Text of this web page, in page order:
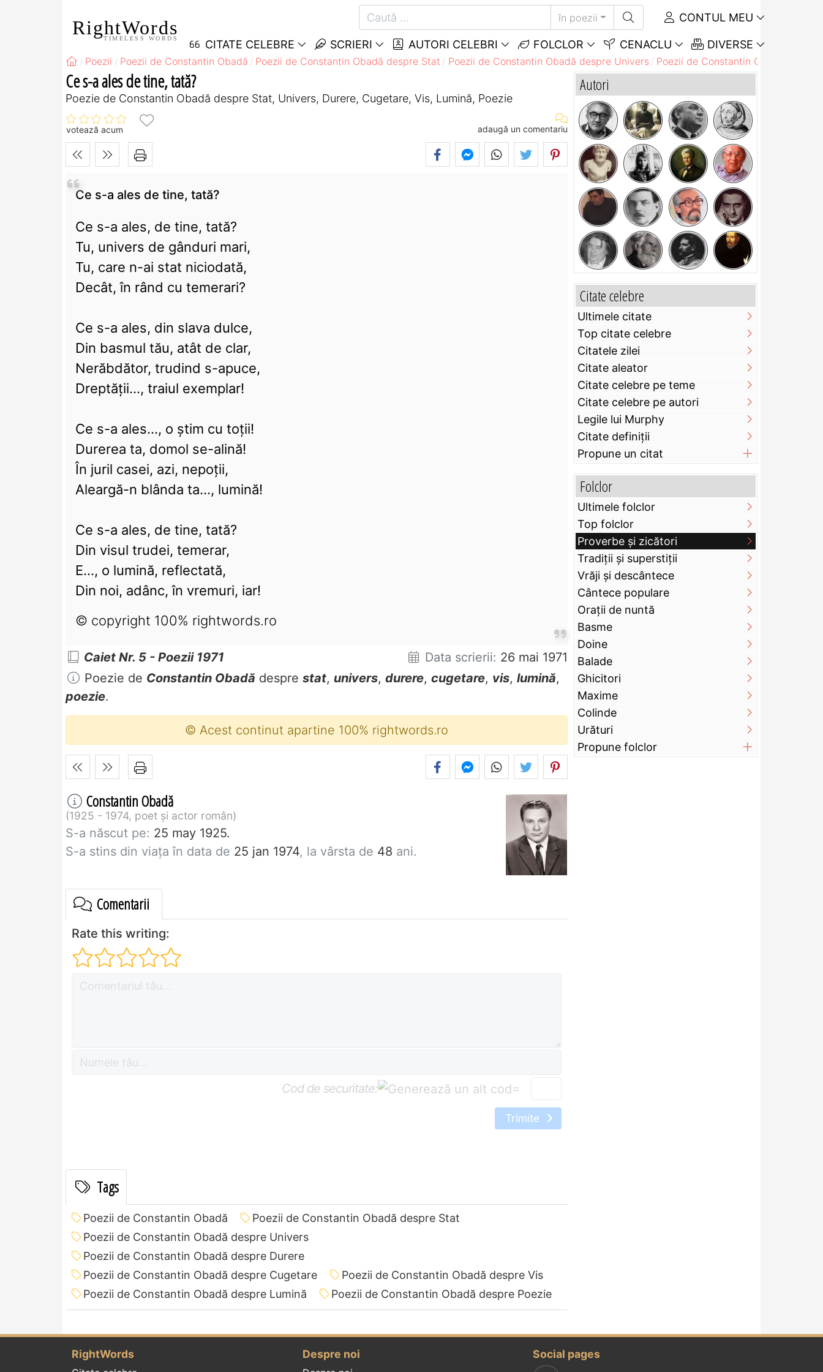
RightWords
TIMELESS WORDS
în poezii CONTUL MEU
CITATE CELEBRE SCRIERI AUTORI CELEBRI FOLCLOR CENACLU DIVERSE
Poezii Poezii de Constantin Obadă Poezii de Constantin Obadă despre Stat Poezii de Constantin Obadă despre Univers Poezii de Constantin Obadă despre
Ce s-a ales de tine, tată?
Poezie de Constantin Obadă despre Stat, Univers, Durere, Cugetare, Vis, Lumină, Poezie
votează acum adaugă un comentariu
Ce s-a ales de tine, tată?
Ce s-a ales, de tine, tată?
Tu, univers de gânduri mari,
Tu, care n-ai stat niciodată,
Decât, în rând cu temerari?
Ce s-a ales, din slava dulce,
Din basmul tău, atât de clar,
Nerăbdător, trudind s-apuce,
Dreptății..., traiul exemplar!
Ce s-a ales..., o știm cu toții!
Durerea ta, domol se-alină!
În juril casei, azi, nepoții,
Aleargă-n blânda ta..., lumină!
Ce s-a ales, de tine, tată?
Din visul trudei, temerar,
E..., o lumină, reflectată,
Din noi, adânc, în vremuri, iar!
© copyright 100% rightwords.ro
Caiet Nr. 5 - Poezii 1971 Data scrierii: 26 mai 1971
Poezie de Constantin Obadă despre stat, univers, durere, cugetare, vis, lumină,
poezie.
© Acest continut apartine 100% rightwords.ro
Constantin Obadă
1925 - 1974, poet și actor român
S-a născut pe: 25 may 1925.
S-a stins din viaţa în data de 25 jan 1974, la vârsta de 48 ani.
Comentarii
Rate this writing:
Cod de securitate: =
Trimite
Tags
Poezii de Constantin Obadă
Poezii de Constantin Obadă despre Stat
Poezii de Constantin Obadă despre Univers
Poezii de Constantin Obadă despre Durere
Poezii de Constantin Obadă despre Cugetare
Poezii de Constantin Obadă despre Vis
Poezii de Constantin Obadă despre Lumină
Poezii de Constantin Obadă despre Poezie
Autori
Citate celebre
Ultimele citate
Top citate celebre
Citatele zilei
Citate aleator
Citate celebre pe teme
Citate celebre pe autori
Legile lui Murphy
Citate definiţii
Propune un citat
Folclor
Ultimele folclor
Top folclor
Proverbe și zicători
Tradiții și superstiții
Vrăji și descântece
Cântece populare
Orații de nuntă
Basme
Doine
Balade
Ghicitori
Maxime
Colinde
Urături
Propune folclor
RightWords Despre noi Social pages